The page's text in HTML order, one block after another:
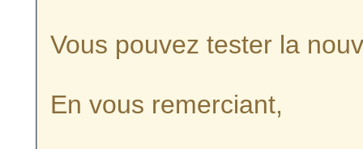
Vous pouvez tester la
En vous remerciant,